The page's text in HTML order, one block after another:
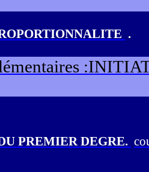
.
PREMIER DEGRE. co